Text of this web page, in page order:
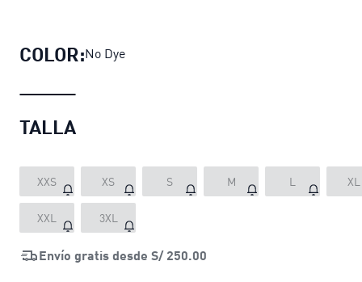
COLOR:No Dye
TALLA
XXS XS S M L XL
XXL 3XL
Envío gratis desde S/ 250.00